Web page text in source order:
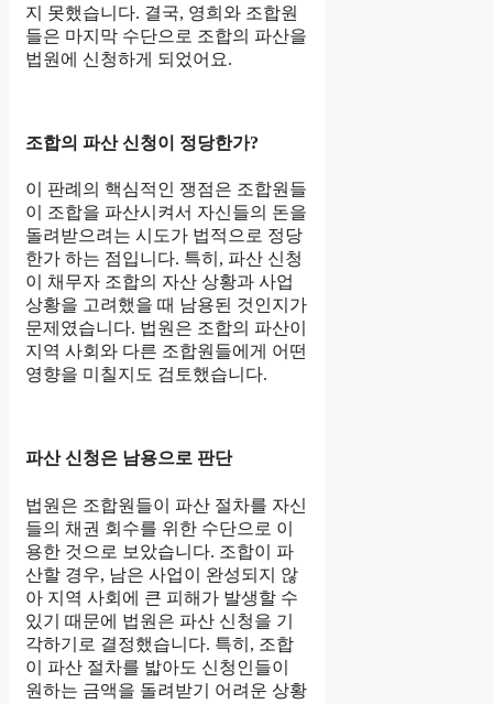
지 못했습니다. 결국, 영희와 조합원
들은 마지막 수단으로 조합의 파산을
법원에 신청하게 되었어요.
조합의 파산 신청이 정당한가?
이 판례의 핵심적인 쟁점은 조합원들
이 조합을 파산시켜서 자신들의 돈을
돌려받으려는 시도가 법적으로 정당
한가 하는 점입니다. 특히, 파산 신청
이 채무자 조합의 자산 상황과 사업
상황을 고려했을 때 남용된 것인지가
문제였습니다. 법원은 조합의 파산이
지역 사회와 다른 조합원들에게 어떤
영향을 미칠지도 검토했습니다.
파산 신청은 남용으로 판단
법원은 조합원들이 파산 절차를 자신
들의 채권 회수를 위한 수단으로 이
용한 것으로 보았습니다. 조합이 파
산할 경우, 남은 사업이 완성되지 않
아 지역 사회에 큰 피해가 발생할 수
있기 때문에 법원은 파산 신청을 기
각하기로 결정했습니다. 특히, 조합
이 파산 절차를 밟아도 신청인들이
원하는 금액을 돌려받기 어려운 상황